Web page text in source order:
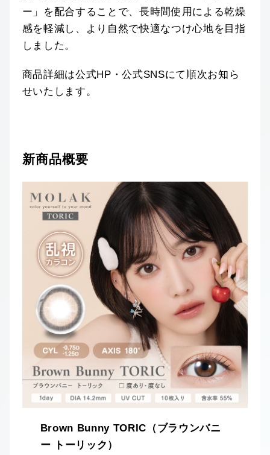
ー」を配合することで、長時間使用による乾燥
感を軽減し、より自然で快適なつけ心地を目指
しました。
商品詳細は公式HP・公式SNSにて順次お知ら
せいたします。
新商品概要
Brown Bunny TORIC（ブラウンバニ
ー トーリック）